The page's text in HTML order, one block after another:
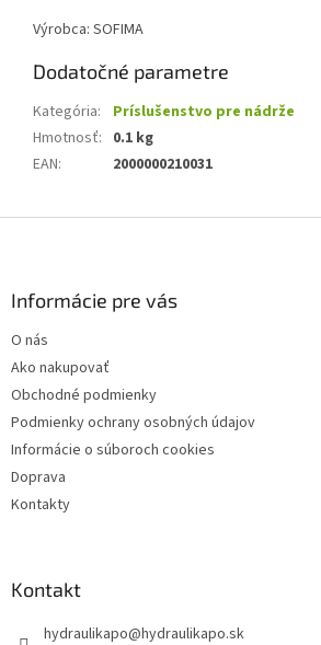
Výrobca: SOFIMA
Dodatočné parametre
Kategória:
Príslušenstvo pre nádrže
Hmotnosť: 0.1 kg
EAN: 2000000210031
Informácie pre vás
O nás
Ako nakupovať
Obchodné podmienky
Podmienky ochrany osobných údajov
Informácie o súboroch cookies
Doprava
Kontakty
Kontakt
hydraulikapo@hydraulikapo.sk